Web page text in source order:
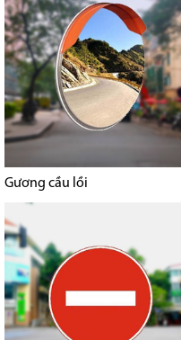
Gương cầu lồi